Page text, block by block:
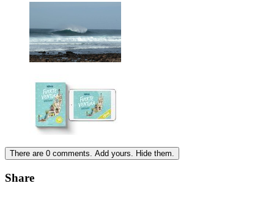
There are 0 comments. Add yours. Hide them.
Share